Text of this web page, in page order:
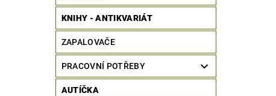
KNIHY - ANTIKVARIÁT
ZAPALOVAČE
PRACOVNÍ POTŘEBY
AUTÍČKA